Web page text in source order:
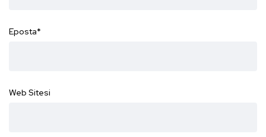
Eposta*
Web Sitesi